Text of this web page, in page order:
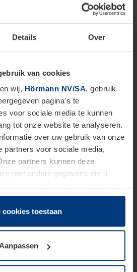
Details Over
van cookies
wij, Hörmann NV/SA, gebruik
pagina's te
voor sociale media te kunnen
tot onze website te analyseren.
over uw gebruik van onze
partners voor sociale media,
partners kunnen deze
met andere gegevens die u
recht om cookies op uw
vereist is. Voor alle andere
benodigd. Uw
elk moment bij de uitleg van de
cookies toestaan
Aanpassen